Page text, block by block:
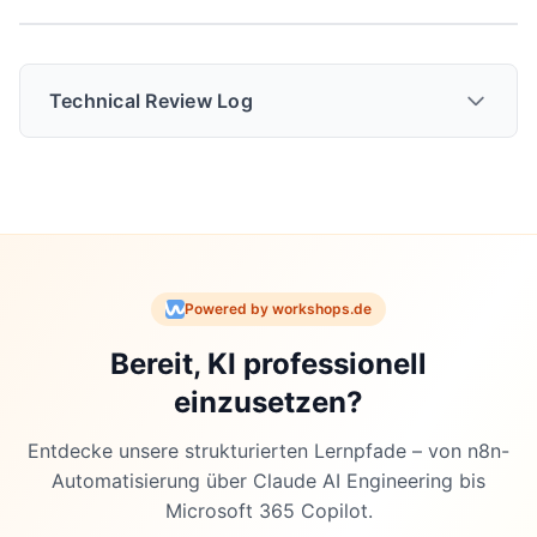
Technical Review Log
Technical Review vom 18.11.2025
Review-Status: PASSED_WITH_CHANGES
Vorgenommene Änderungen:
Zeile: Verfügbarkeit : Korrigiert auf präzises
Datum (23. Oktober 2025) für Max-User Rollout
Powered by workshops.de
Bereit, KI professionell
einzusetzen?
Entdecke unsere strukturierten Lernpfade – von n8n-
Automatisierung über Claude AI Engineering bis
Microsoft 365 Copilot.